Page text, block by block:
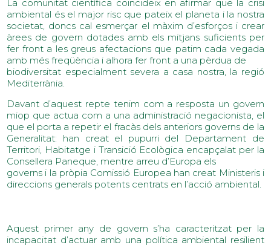
La comunitat científica coincideix en afirmar que la crisi
ambiental és el major risc que pateix el planeta i la nostra
societat, doncs cal esmerçar el màxim d’esforços i crear
àrees de govern dotades amb els mitjans suficients per
fer front a les greus afectacions que patim cada vegada
amb més freqüència i alhora fer front a una pèrdua de
biodiversitat especialment severa a casa nostra, la regió
Mediterrània.
Davant d’aquest repte tenim com a resposta un govern
miop que actua com a una administració negacionista, el
que el porta a repetir el fracàs dels anteriors governs de la
Generalitat: han creat el pupurri del Departament de
Territori, Habitatge i Transició Ecològica encapçalat per la
Consellera Paneque, mentre arreu d’Europa els
governs i la pròpia Comissió Europea han creat Ministeris i
direccions generals potents centrats en l’acció ambiental.
Aquest primer any de govern s’ha caracteritzat per la
incapacitat d’actuar amb una política ambiental resilient